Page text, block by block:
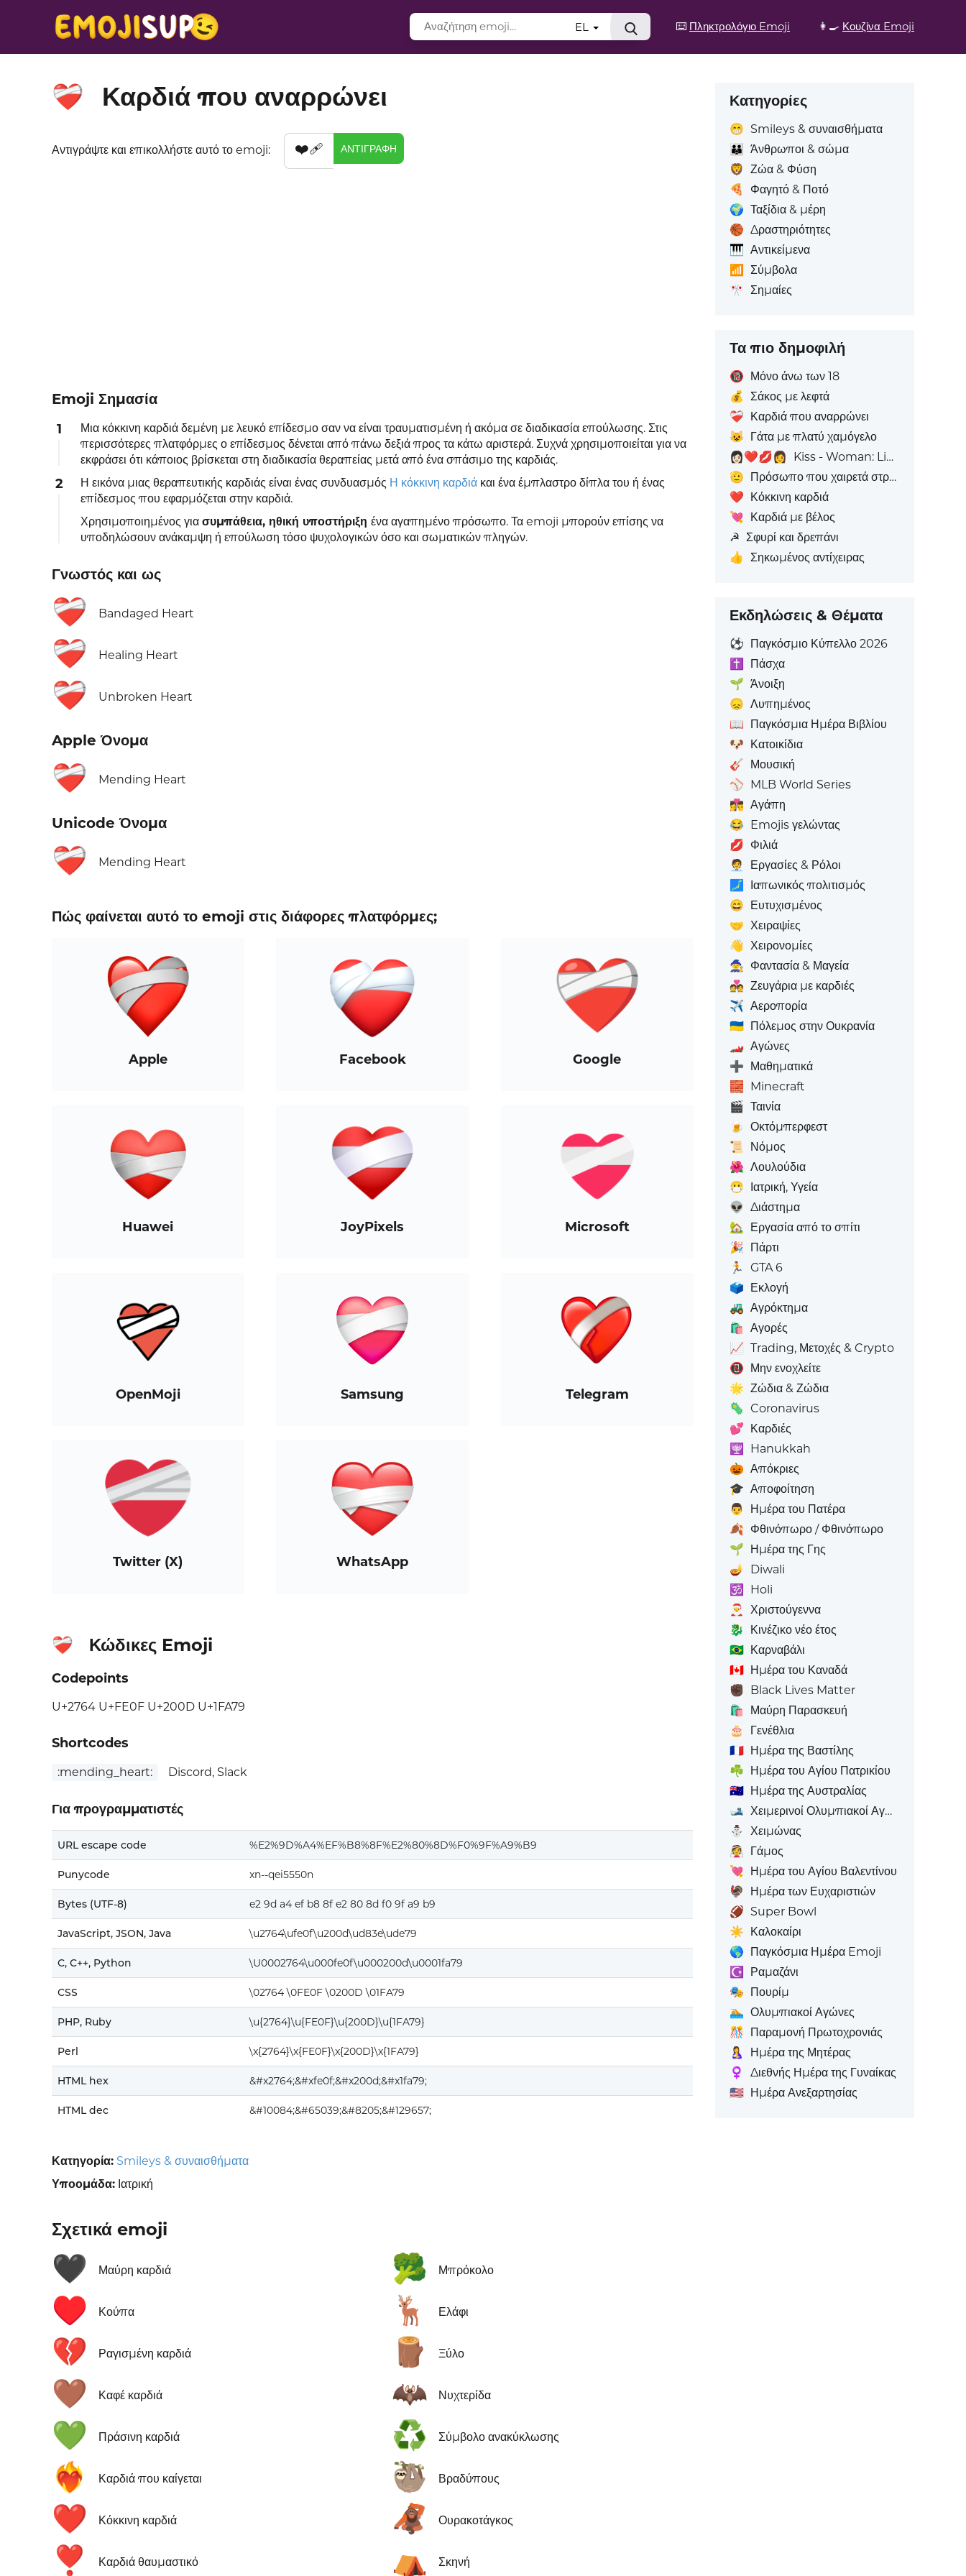
⌨️ Πληκτρολόγιο Emoji 👩‍🍳 Κουζίνα Emoji
EL
❤️‍🩹 Καρδιά που αναρρώνει
Αντιγράψτε και επικολλήστε αυτό το emoji: ❤️‍🩹 ΑΝΤΙΓΡΑΦΉ
Emoji Σημασία
1
Μια κόκκινη καρδιά δεμένη με λευκό επίδεσμο σαν να είναι τραυματισμένη ή ακόμα σε διαδικασία επούλωσης. Στις
περισσότερες πλατφόρμες ο επίδεσμος δένεται από πάνω δεξιά προς τα κάτω αριστερά. Συχνά χρησιμοποιείται για να
εκφράσει ότι κάποιος βρίσκεται στη διαδικασία θεραπείας μετά από ένα σπάσιμο της καρδιάς.
2 Η εικόνα μιας θεραπευτικής καρδιάς είναι ένας συνδυασμός Η κόκκινη καρδιά και ένα έμπλαστρο δίπλα του ή ένας
επίδεσμος που εφαρμόζεται στην καρδιά.
Χρησιμοποιημένος για συμπάθεια, ηθική υποστήριξη ένα αγαπημένο πρόσωπο. Τα emoji μπορούν επίσης να
υποδηλώσουν ανάκαμψη ή επούλωση τόσο ψυχολογικών όσο και σωματικών πληγών.
Γνωστός και ως
❤️‍🩹 Bandaged Heart
❤️‍🩹 Healing Heart
❤️‍🩹 Unbroken Heart
Apple Όνομα
❤️‍🩹 Mending Heart
Unicode Όνομα
❤️‍🩹 Mending Heart
Πώς φαίνεται αυτό το emoji στις διάφορες πλατφόρμες;
Apple Facebook Google
Huawei JoyPixels Microsoft
OpenMoji Samsung Telegram
Twitter (X) WhatsApp
❤️‍🩹 Κώδικες Emoji
Codepoints
U+2764 U+FE0F U+200D U+1FA79
Shortcodes
:mending_heart: Discord, Slack
Για προγραμματιστές
URL escape code %E2%9D%A4%EF%B8%8F%E2%80%8D%F0%9F%A9%B9
Punycode xn--qei5550n
Bytes (UTF-8) e2 9d a4 ef b8 8f e2 80 8d f0 9f a9 b9
JavaScript, JSON, Java \u2764\ufe0f\u200d\ud83e\ude79
C, C++, Python \U0002764\u000fe0f\u000200d\u0001fa79
CSS \02764 \0FE0F \0200D \01FA79
PHP, Ruby \u{2764}\u{FE0F}\u{200D}\u{1FA79}
Perl \x{2764}\x{FE0F}\x{200D}\x{1FA79}
HTML hex &#x2764;&#xfe0f;&#x200d;&#x1fa79;
HTML dec &#10084;&#65039;&#8205;&#129657;
Κατηγορία: Smileys & συναισθήματα
Υποομάδα: Ιατρική
Σχετικά emoji
🖤 Μαύρη καρδιά
♥️ Κούπα
💔 Ραγισμένη καρδιά
🤎 Καφέ καρδιά
💚 Πράσινη καρδιά
❤️‍🔥 Καρδιά που καίγεται
❤️ Κόκκινη καρδιά
❣️ Καρδιά θαυμαστικό
🥦 Μπρόκολο
🦌 Ελάφι
🪵 Ξύλο
🦇 Νυχτερίδα
♻️ Σύμβολο ανακύκλωσης
🦥 Βραδύπους
🦧 Ουρακοτάγκος
⛺ Σκηνή
Κατηγορίες
😁 Smileys & συναισθήματα
👪
Άνθρωποι & σώμα
🦁 Ζώα & Φύση
🍕
Φαγητό & Ποτό
🌍 Ταξίδια & μέρη
🏀 Δραστηριότητες
🎹 Αντικείμενα
📶
Σύμβολα
🎌 Σημαίες
Τα πιο δημοφιλή
🔞 Μόνο άνω των 18
💰 Σάκος με λεφτά
❤️‍🩹 Καρδιά που αναρρώνει
😺 Γάτα με πλατύ χαμόγελο
👩🏻‍❤️‍💋‍👩
Kiss - Woman: Light Skin Tone, Woman: Χωρίς Απόχρωση Δέρματος
🫡 Πρόσωπο που χαιρετά στρατιωτικά
❤️ Κόκκινη καρδιά
💘 Καρδιά με βέλος
☭ Σφυρί και δρεπάνι
👍 Σηκωμένος αντίχειρας
Εκδηλώσεις & Θέματα
⚽ Παγκόσμιο Κύπελλο 2026
✝️
Πάσχα
🌱 Άνοιξη
😞 Λυπημένος
📖 Παγκόσμια Ημέρα Βιβλίου
🐶 Κατοικίδια
🎸 Μουσική
⚾ MLB World Series
👩‍❤️‍💋‍👨 Αγάπη
😂 Emojis γελώντας
💋 Φιλιά
🧑‍💼
Εργασίες & Ρόλοι
🗾
Ιαπωνικός πολιτισμός
😄 Ευτυχισμένος
🤝 Χειραψίες
👋 Χειρονομίες
🧙 Φαντασία & Μαγεία
💑 Ζευγάρια με καρδιές
✈️ Αεροπορία
🇺🇦 Πόλεμος στην Ουκρανία
🏎️ Αγώνες
➕ Μαθηματικά
🧱 Minecraft
🎬 Ταινία
🍺 Οκτόμπερφεστ
📜
Νόμος
🌺 Λουλούδια
😷 Ιατρική, Υγεία
👽 Διάστημα
🏡
Εργασία από το σπίτι
🎉 Πάρτι
🏃
GTA 6
🗳️ Εκλογή
🚜 Αγρόκτημα
🛍️ Αγορές
📈 Trading, Μετοχές & Crypto
📵 Μην ενοχλείτε
🌟 Ζώδια & Ζώδια
🦠 Coronavirus
💕 Καρδιές
🕎
Hanukkah
🎃 Απόκριες
🎓 Αποφοίτηση
👨
Ημέρα του Πατέρα
🍂 Φθινόπωρο / Φθινόπωρο
🌱 Ημέρα της Γης
🪔
Diwali
🕉️
Holi
🎅
Χριστούγεννα
🐉
Κινέζικο νέο έτος
🇧🇷 Καρναβάλι
🇨🇦 Ημέρα του Καναδά
✊🏿 Black Lives Matter
🛍️
Μαύρη Παρασκευή
🎂
Γενέθλια
🇫🇷 Ημέρα της Βαστίλης
☘️ Ημέρα του Αγίου Πατρικίου
🇦🇺 Ημέρα της Αυστραλίας
🎿 Χειμερινοί Ολυμπιακοί Αγώνες
⛄
Χειμώνας
👰 Γάμος
💘 Ημέρα του Αγίου Βαλεντίνου
🦃
Ημέρα των Ευχαριστιών
🏈 Super Bowl
☀️ Καλοκαίρι
🌎 Παγκόσμια Ημέρα Emoji
☪️
Ραμαζάνι
🎭 Πουρίμ
🏊 Ολυμπιακοί Αγώνες
🎊
Παραμονή Πρωτοχρονιάς
🤱
Ημέρα της Μητέρας
♀️
Διεθνής Ημέρα της Γυναίκας
🇺🇸 Ημέρα Ανεξαρτησίας